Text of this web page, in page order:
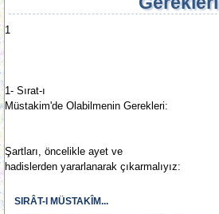
1
1- Sırat-ı
Müstakim'de Olabilmenin Gerekleri:
Şartları, öncelikle ayet ve
hadislerden yararlanarak çıkarmalıyız:
SIRÂT-I MÜSTAKÎM...